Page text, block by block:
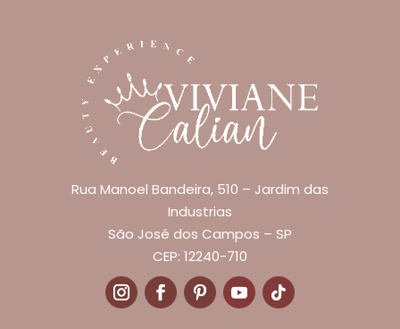
Rua Manoel Bandeira, 510 – Jardim das
Industrias
São José dos Campos – SP
CEP: 12240-710